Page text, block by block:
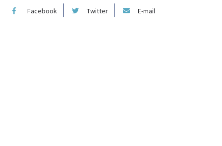
Facebook Twitter E-mail